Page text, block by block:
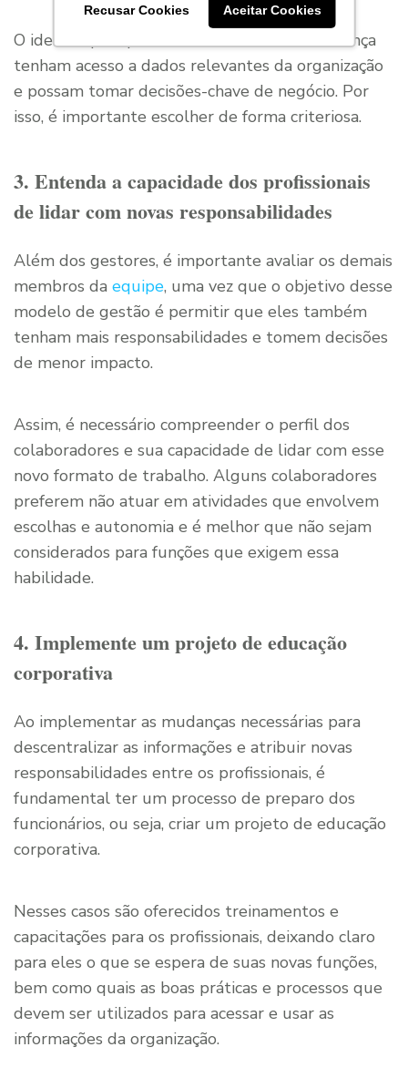
Recusar Cookies Aceitar Cookies
O ideal é que apenas colaboradores de confiança
tenham acesso a dados relevantes da organização
e possam tomar decisões-chave de negócio. Por
isso, é importante escolher de forma criteriosa.
3. Entenda a capacidade dos profissionais
de lidar com novas responsabilidades
Além dos gestores, é importante avaliar os demais
membros da equipe, uma vez que o objetivo desse
modelo de gestão é permitir que eles também
tenham mais responsabilidades e tomem decisões
de menor impacto.
Assim, é necessário compreender o perfil dos
colaboradores e sua capacidade de lidar com esse
novo formato de trabalho. Alguns colaboradores
preferem não atuar em atividades que envolvem
escolhas e autonomia e é melhor que não sejam
considerados para funções que exigem essa
habilidade.
4. Implemente um projeto de educação
corporativa
Ao implementar as mudanças necessárias para
descentralizar as informações e atribuir novas
responsabilidades entre os profissionais, é
fundamental ter um processo de preparo dos
funcionários, ou seja, criar um projeto de educação
corporativa.
Nesses casos são oferecidos treinamentos e
capacitações para os profissionais, deixando claro
para eles o que se espera de suas novas funções,
bem como quais as boas práticas e processos que
devem ser utilizados para acessar e usar as
informações da organização.